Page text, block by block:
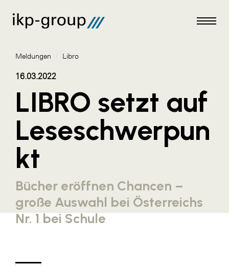
Meldungen
AKTUELLES
ACO
ALEX Krems
Amazon Web Services
Artweger
AustroCel Hallein
Meldungen / Libro
16.03.2022
LIBRO setzt auf
Leseschwerpun
kt
Bücher eröffnen Chancen –
große Auswahl bei Österreichs
Nr. 1 bei Schule